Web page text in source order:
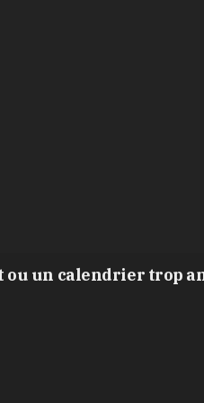
ou un calendrier trop